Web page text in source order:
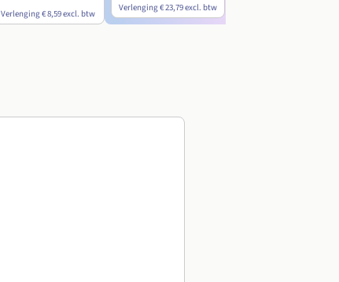
Verlenging € 8,59excl. btw
Verlenging € 23,79excl. btw